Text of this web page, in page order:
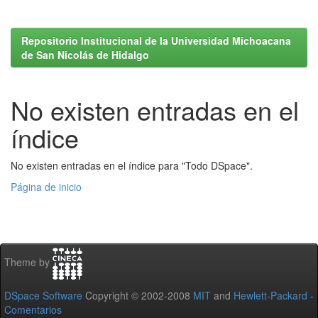
Repositorio Institucional de la Universidad Michoacana
de San Nicolás de Hidalgo
No existen entradas en el
índice
No existen entradas en el índice para "Todo DSpace".
Página de inicio
Theme by
DSpace Software Copyright © 2002-2008 MIT and Hewlett-Packard -
Comentarios